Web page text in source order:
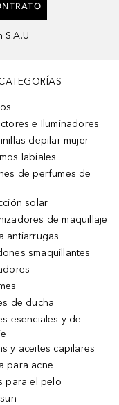
S.A.U
e Iluminadores
depilar mujer
labiales
de perfumes de
solar
de maquillaje
antiarrugas
smaquillantes
de ducha
esenciales y de
y aceites capilares
para acne
para el pelo